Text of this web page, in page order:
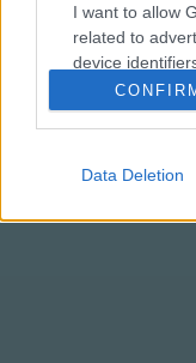
I want to allow
related to
device
I want to allow
I want to allow
I want to allow
related to
Data Deletion